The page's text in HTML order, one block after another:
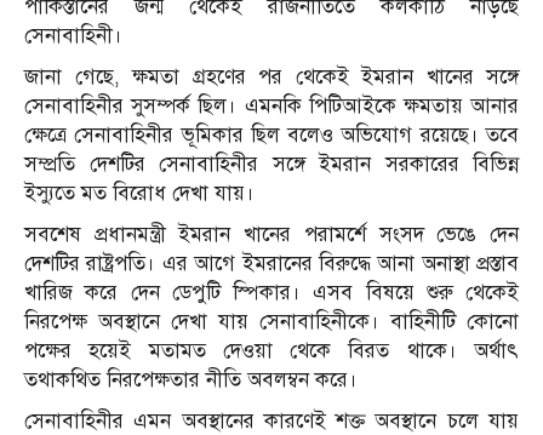
পাকিস্তানের জন্ম থেকেই রাজনীতিতে কলকাঠি নাড়ছে
সেনাবাহিনী।
জানা গেছে, ক্ষমতা গ্রহণের পর থেকেই ইমরান খানের সঙ্গে
সেনাবাহিনীর সুসম্পর্ক ছিল। এমনকি পিটিআইকে ক্ষমতায় আনার
ক্ষেত্রে সেনাবাহিনীর ভূমিকার ছিল বলেও অভিযোগ রয়েছে। তবে
সম্প্রতি দেশটির সেনাবাহিনীর সঙ্গে ইমরান সরকারের বিভিন্ন
ইস্যুতে মত বিরোধ দেখা যায়।
সবশেষ প্রধানমন্ত্রী ইমরান খানের পরামর্শে সংসদ ভেঙে দেন
দেশটির রাষ্ট্রপতি। এর আগে ইমরানের বিরুদ্ধে আনা অনাস্থা প্রস্তাব
খারিজ করে দেন ডেপুটি স্পিকার। এসব বিষয়ে শুরু থেকেই
নিরপেক্ষ অবস্থানে দেখা যায় সেনাবাহিনীকে। বাহিনীটি কোনো
পক্ষের হয়েই মতামত দেওয়া থেকে বিরত থাকে। অর্থাৎ
তথাকথিত নিরপেক্ষতার নীতি অবলম্বন করে।
সেনাবাহিনীর এমন অবস্থানের কারণেই শক্ত অবস্থানে চলে যায়